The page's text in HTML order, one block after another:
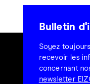
Bulletin
Soyez
recevoir les
concernant
newsletter